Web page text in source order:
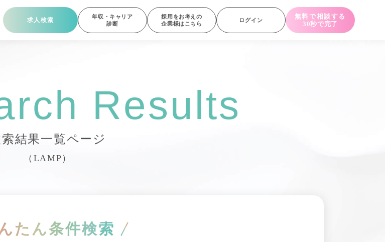
求人検索
年収・キャリア
診断
採用をお考えの
企業様はこちら
ログイン
無料で相談する
30秒で完了
Results
結果一覧ページ
（LAMP）
たん条件検索